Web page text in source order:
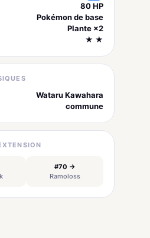
80 HP
Pokémon de base
Plante ×2
★ ★
Wataru Kawahara
commune
#70 →
Ramoloss